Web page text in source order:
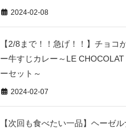
2024-02-08
【2/8まで！！急げ！！】チョコ
ー牛すじカレー～LE
ーセット～
2024-02-07
【次回も食べたい一品】ヘーゼ